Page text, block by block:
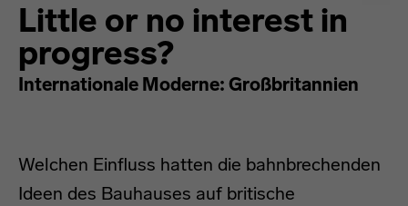
Little or no interest in
progress?
Internationale Moderne: Großbritannien
Welchen Einfluss hatten die bahnbrechenden
Ideen des Bauhauses auf britische